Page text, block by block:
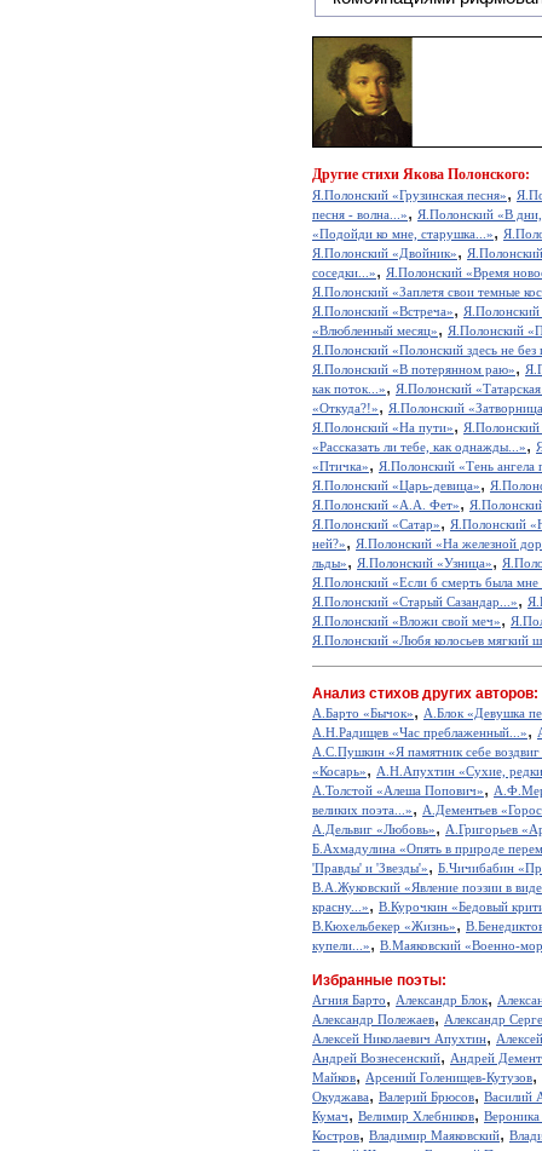
Другие стихи Якова Полонского:
Я.Полонский «Грузинская песня»,
песня - волна...», Я.Полонский «В
«Подойди ко мне, старушка...»,
Я.Полонский «Двойник»,
соседки...», Я.Полонский «Время
Я.Полонский «Заплетя свои темные
Я.Полонский «Встреча», Я.Полонский
«Влюбленный месяц», Я.Полонский
Я.Полонский «Полонский здесь не без
Я.Полонский «В потерянном раю»,
как поток...», Я.Полонский
«Откуда?!», Я.Полонский
Я.Полонский «На пути»,
«Рассказать ли тебе, как однажды...»,
«Птичка», Я.Полонский «Тень
Я.Полонский «Царь-девица»,
Я.Полонский «А.А. Фет»,
Я.Полонский «Сатар», Я.Полонский
ней?», Я.Полонский «На железной
льды», Я.Полонский «Узница»,
Я.Полонский «Если б смерть была мне
Я.Полонский «Старый Сазандар...»,
Я.Полонский «Вложи свой меч»,
Я.Полонский «Любя колосьев мягкий
Анализ стихов других авторов:
А.Барто «Бычок», А.Блок «Девушка
А.Н.Радищев «Час преблаженный...»,
А.С.Пушкин «Я памятник себе
«Косарь», А.Н.Апухтин «Сухие,
А.Толстой «Алеша Попович»,
великих поэта...», А.Дементьев
А.Дельвиг «Любовь», А.Григорьев
Б.Ахмадулина «Опять в природе
'Правды' и 'Звезды'», Б.Чичибабин
В.А.Жуковский «Явление поэзии в
красну...», В.Курочкин «Бедовый
В.Кюхельбекер «Жизнь»,
купели...», В.Маяковский «Военно-
Избранные поэты:
Агния Барто, Александр Блок,
Александр Полежаев, Александр
Алексей Николаевич Апухтин,
Андрей Вознесенский, Андрей
Майков, Арсений Голенищев-Кутузов,
Окуджава, Валерий Брюсов, Василий
Кумач, Велимир Хлебников,
Костров, Владимир Маяковский,